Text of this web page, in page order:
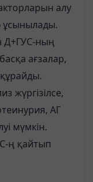
алу
Д+ГУС-ның
ағзалар,
жүргізілсе,
АГ
мүмкін.
ң қайтып